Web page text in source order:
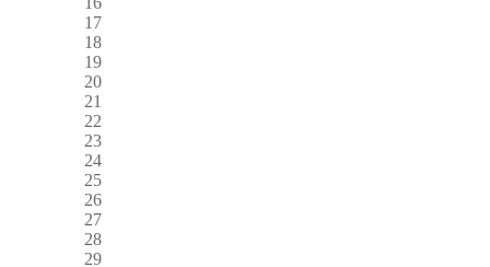
17
18
19
20
21
22
23
24
25
26
27
28
29